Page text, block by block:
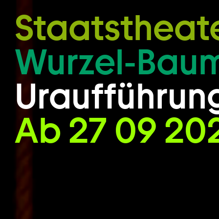
Zum Hauptinhalt springen
Wurzel-
Ab 27 09